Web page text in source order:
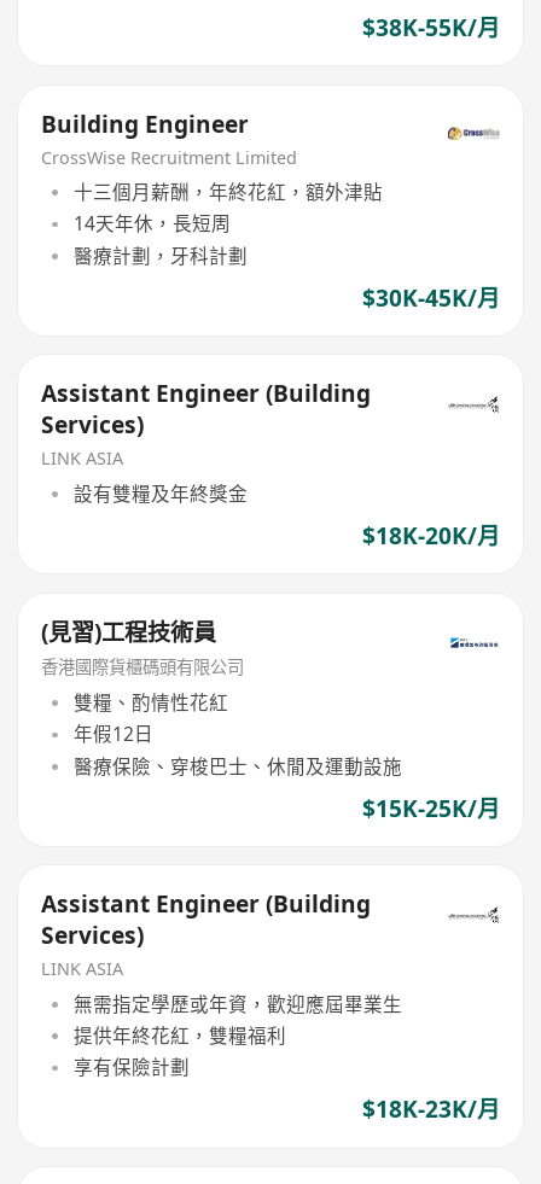
$38K-55K/月
Building Engineer
CrossWise Recruitment Limited
十三個月薪酬，年終花紅，額外津貼
14天年休，長短周
醫療計劃，牙科計劃
$30K-45K/月
Assistant Engineer (Building
Services)
LINK ASIA
設有雙糧及年終獎金
$18K-20K/月
(見習)工程技術員
香港國際貨櫃碼頭有限公司
雙糧、酌情性花紅
年假12日
醫療保險、穿梭巴士、休閒及運動設施
$15K-25K/月
Assistant Engineer (Building
Services)
LINK ASIA
無需指定學歷或年資，歡迎應屆畢業生
提供年終花紅，雙糧福利
享有保險計劃
$18K-23K/月